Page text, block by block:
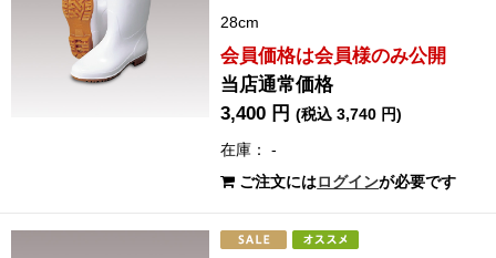
28cm
会員価格は会員様のみ公開
当店通常価格
3,400 円(税込 3,740 円)
在庫： -
ご注文にはログインが必要です